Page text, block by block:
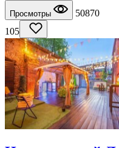
Просмотры
50870
105